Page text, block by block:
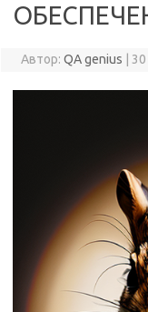
Автор: QA genius